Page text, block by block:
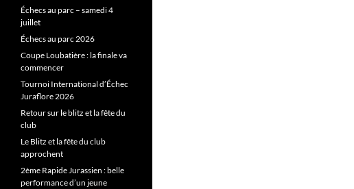
Échecs au parc – samedi 4
juillet
Échecs au parc 2026
Coupe Loubatière : la finale va
commencer
Tournoi International d’Échec
Juraflore 2026
Retour sur le blitz et la fête du
club
Le Blitz et la fête du club
approchent
2ème Rapide Jurassien : belle
performance d’un jeune